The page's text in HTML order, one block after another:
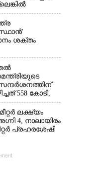
ഫഡ്നാവിസ്
ശക്തം
558 കോടി,
381.8
ഡോളറിന്റെ
ലക്ഷ്യം
4, നാലായിരം
പ്രഹരശേഷി